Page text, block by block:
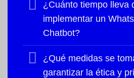
¿Cuánto tiempo lleva
implementar un
Chatbot?
¿Qué medidas se
garantizar la ética y